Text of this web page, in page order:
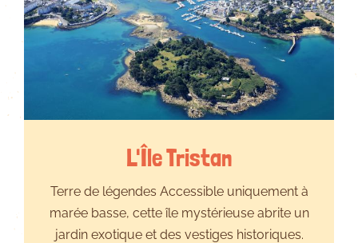
L'Île Tristan
Terre de légendes Accessible uniquement à
marée basse, cette île mystérieuse abrite un
jardin exotique et des vestiges historiques.